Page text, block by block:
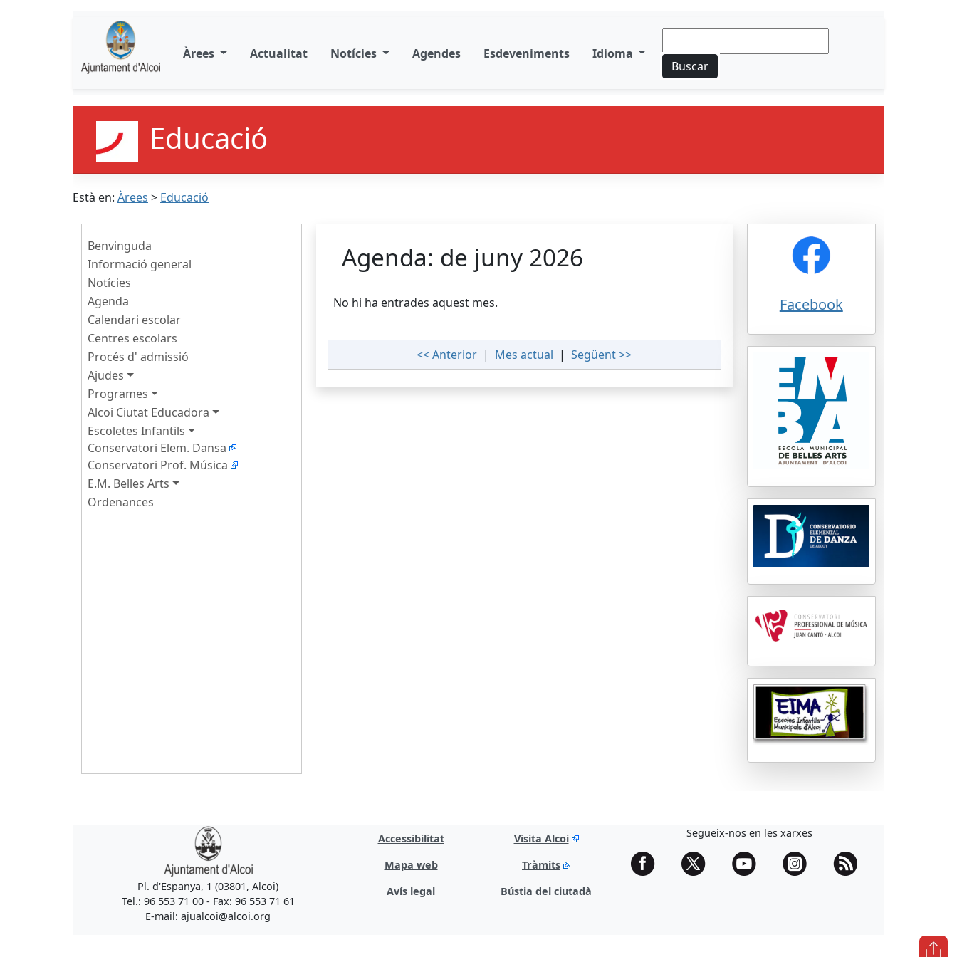
Àrees Actualitat Notícies Agendes Esdeveniments
Idioma
Buscar
Educació
Està en: Àrees > Educació
Benvinguda
Informació general
Notícies
Agenda
Calendari escolar
Centres escolars
Procés d' admissió
Ajudes
Programes
Alcoi Ciutat Educadora
Escoletes Infantils
Conservatori Elem. Dansa
Conservatori Prof. Música
E.M. Belles Arts
Ordenances
Agenda: de juny 2026
No hi ha entrades aquest mes.
<< Anterior | Mes actual |Següent >>
Facebook
Pl. d'Espanya, 1 (03801, Alcoi)
Tel.: 96 553 71 00 - Fax: 96 553 71 61
E-mail: ajualcoi@alcoi.org
Accessibilitat
Mapa web
Avís legal
Visita Alcoi
Tràmits
Bústia del ciutadà
Segueix-nos en les xarxes